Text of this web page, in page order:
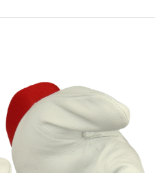
Olaj- és gázipar
Építőipar
Logisztika